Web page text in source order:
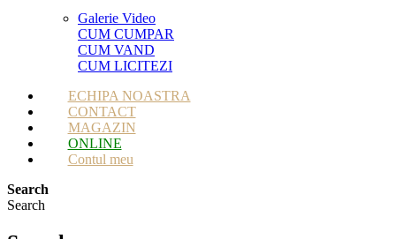
Galerie Video
CUM CUMPAR
CUM VAND
CUM LICITEZI
ECHIPA NOASTRA
CONTACT
MAGAZIN
ONLINE
Contul meu
Search
Search